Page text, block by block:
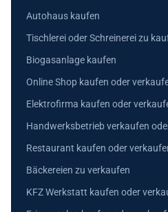
Autohaus kaufen
Tischlerei oder Schreinerei zu
Biogasanlage kaufen
Online Shop kaufen oder
Elektrofirma kaufen oder
Handwerksbetrieb verkaufen
Restaurant kaufen oder
Bäckereien zu verkaufen
KFZ Werkstatt kaufen oder